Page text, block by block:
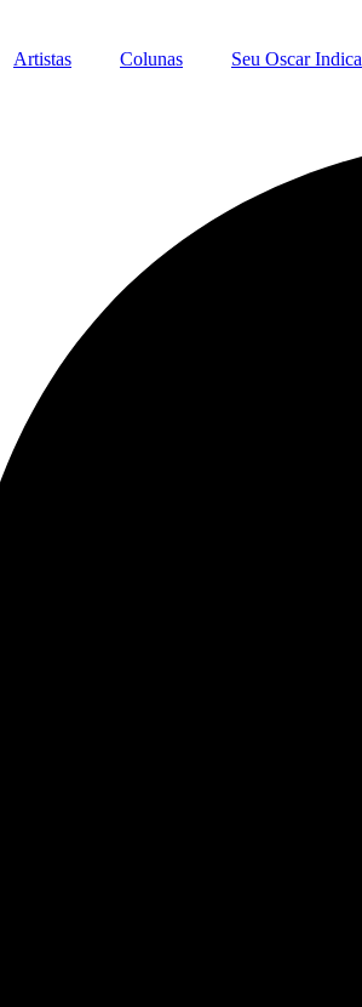
Artistas Colunas Seu Oscar Indica